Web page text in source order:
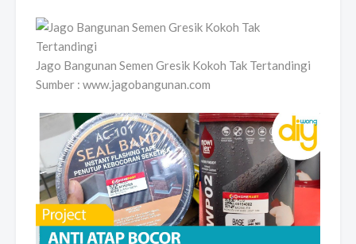
Jago Bangunan Semen Gresik Kokoh Tak Tertandingi
Sumber : www.jagobangunan.com